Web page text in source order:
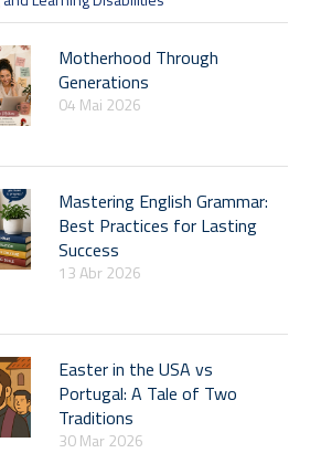
Motherhood Through
Generations
04 Mai 2026
Mastering English Grammar:
Best Practices for Lasting
Success
13 Abr 2026
Easter in the USA vs
Portugal: A Tale of Two
Traditions
30 Mar 2026